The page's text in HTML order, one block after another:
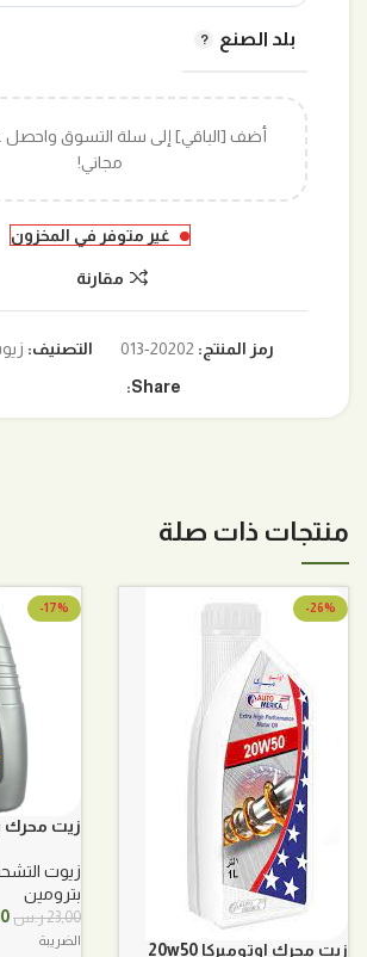
بلد الصنع
أضف [الباقي] إلى سلة التسوق
مجاني!
غير متوفر في المخزون
مقارنة
رمز المنتج: 20202-013 التصنيف:
Share:
منتجات ذات صلة
-26%
زيت محرك اوتوميركا 20w50
-17%
زيوت
بترومين
23,00ر.س
الضريبة